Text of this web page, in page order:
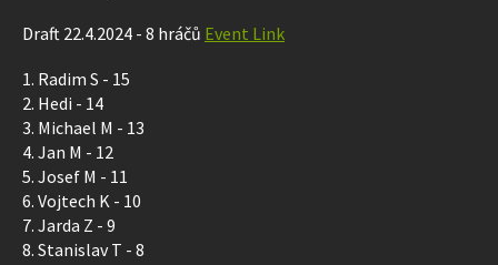
Draft 22.4.2024 - 8 hráčů Event Link
1. Radim S - 15
2. Hedi - 14
3. Michael M - 13
4. Jan M - 12
5. Josef M - 11
6. Vojtech K - 10
7. Jarda Z - 9
8. Stanislav T - 8